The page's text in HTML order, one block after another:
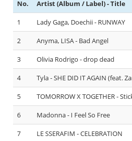
No. Artist (Album / Label) - Title
1 Lady Gaga, Doechii - RUNWAY
2 Anyma, LISA - Bad Angel
3 Olivia Rodrigo - drop dead
4 Tyla - SHE DID IT AGAIN (feat.
5 TOMORROW X TOGETHER -
6 Madonna - I Feel So Free
7 LE SSERAFIM - CELEBRATION